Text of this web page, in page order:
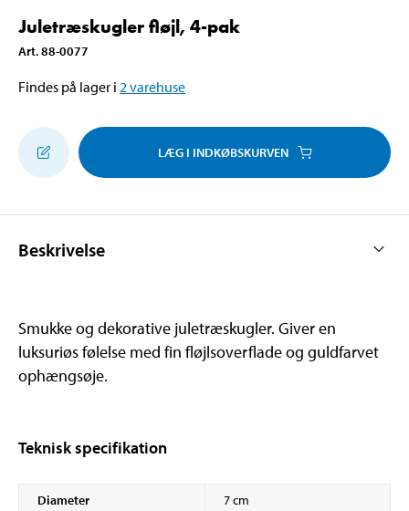
Juletræskugler fløjl, 4-pak
Art.88-0077
Findes på lager i 2 varehuse
LÆG I INDKØBSKURVEN
Beskrivelse
Smukke og dekorative juletræskugler. Giver en
luksuriøs følelse med fin fløjlsoverflade og guldfarvet
ophængsøje.
Teknisk specifikation
Diameter
7 cm